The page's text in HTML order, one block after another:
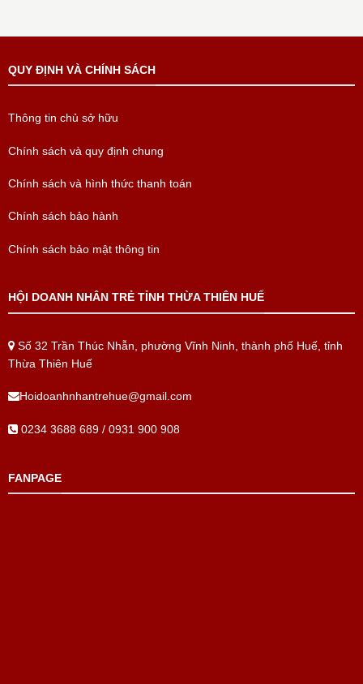
QUY ĐỊNH VÀ CHÍNH SÁCH
Thông tin chủ sở hữu
Chính sách và quy định chung
Chính sách và hình thức thanh toán
Chính sách bảo hành
Chính sách bảo mật thông tin
HỘI DOANH NHÂN TRẺ TỈNH THỪA THIÊN HUẾ
Số 32 Trần Thúc Nhẫn, phường Vĩnh Ninh, thành phố Huế, tỉnh
Thừa Thiên Huế
Hoidoanhnhantrehue@gmail.com
0234 3688 689 / 0931 900 908
FANPAGE